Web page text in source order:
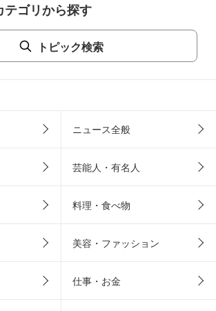
テゴリから探す
トピック検索
ニュース全般
芸能人・有名人
料理・食べ物
美容・ファッション
仕事・お金